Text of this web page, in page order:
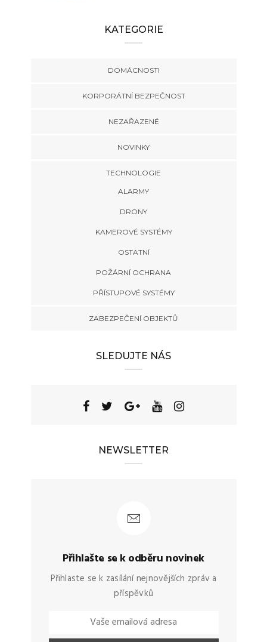
KATEGORIE
DOMÁCNOSTI
KORPORÁTNÍ BEZPEČNOST
NEZAŘAZENÉ
NOVINKY
TECHNOLOGIE
ALARMY
DRONY
KAMEROVÉ SYSTÉMY
OSTATNÍ
POŽÁRNÍ OCHRANA
PŘÍSTUPOVÉ SYSTÉMY
ZABEZPEČENÍ OBJEKTŮ
SLEDUJTE NÁS
NEWSLETTER
Přihlašte se k odběru novinek
Přihlaste se k zasílání nejnovějších zpráv a
příspěvků